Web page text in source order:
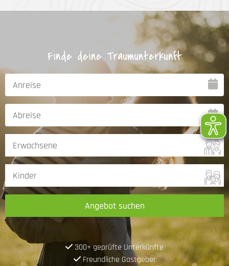
Finde deine Traumunterkunft
Angebot suchen
300+ geprüfte Unterkünfte
Freundliche Gastgeber